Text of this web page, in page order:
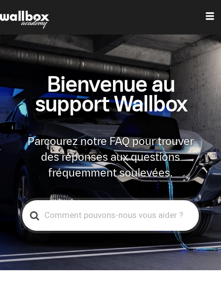
Bienvenue au
support Wallbox
Parcourez notre FAQ pour trouver
des réponses aux questions
fréquemment soulevées.
Search
For